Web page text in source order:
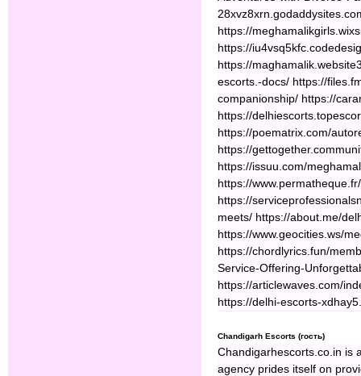
https://
https://
https://
escorts.-docs/ https://
companionship/ https://
https://
https://poematrix.com/
https://
https://issuu.com/
https://
https://
meets/ https://about.me/
https://www.geocities.ws/
https://chordlyrics.fun/
Service-Offering-
https://articlewaves.com/
https://delhi-escorts-
Chandigarh Escorts (гость)
Chandigarhescorts.co.in is
agency prides itself on